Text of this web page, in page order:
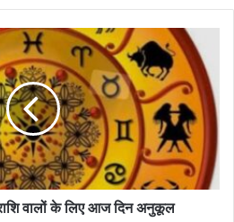
वालों के लिए आज दिन अनुकूल